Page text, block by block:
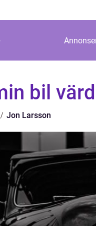
bil värd
Jon Larsson